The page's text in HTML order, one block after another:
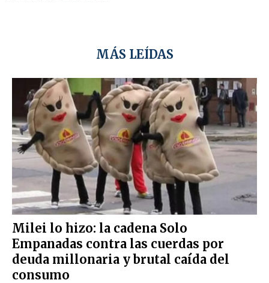
MÁS LEÍDAS
Milei lo hizo: la cadena Solo
Empanadas contra las cuerdas por
deuda millonaria y brutal caída del
consumo